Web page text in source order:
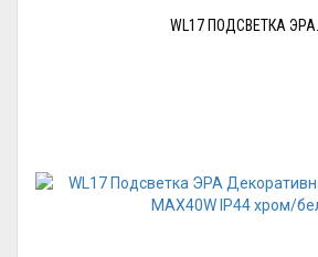
WL17 ПОДСВЕТКА ЭРА...